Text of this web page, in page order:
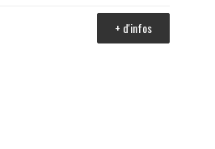
+ d'infos